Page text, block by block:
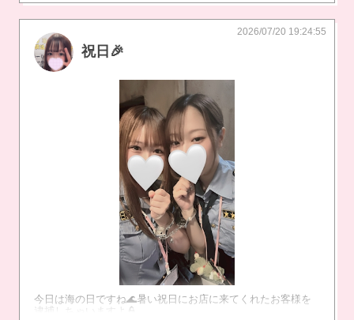
祝日🎉
2026/07/20 19:24:55
今日は海の日ですね🌊暑い祝日にお店に来てくれたお客様を
逮捕しちゃいますよ👮